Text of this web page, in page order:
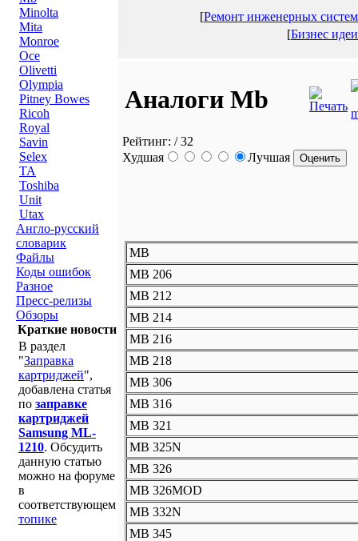
Minolta
Mita
Monroe
Oce
Olivetti
Olympia
Pitney Bowes
Ricoh
Royal
Savin
Selex
TA
Toshiba
Unit
Utax
Англо-русский
словарик
Файлы
Коды ошибок
Разное
Пресс-релизы
Обзоры
Краткие новости
В раздел
"Заправка
картриджей",
добавлена статья
по заправке
картриджей
Samsung ML-
1210. Обсудить
данную статью
можно на форуме
в
соответствующем
топике
[Ремонт инженерных систем
[Бизнес идеи
Аналоги Mb
Рейтинг: / 32
Худшая
Лучшая
MB
MB 206
MB 212
MB 214
MB 216
MB 218
MB 306
MB 316
MB 321
MB 325N
MB 326
MB 326MOD
MB 332N
MB 345